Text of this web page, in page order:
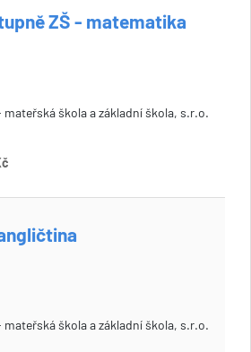
ZŠ - matematika
mateřská škola a základní škola, s.r.o.
mateřská škola a základní škola, s.r.o.